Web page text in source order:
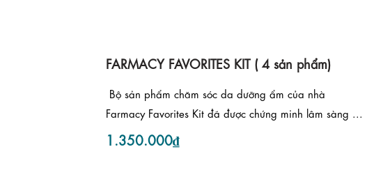
FARMACY FAVORITES KIT ( 4 sản phẩm)
️ Bộ sản phẩm chăm sóc da dưỡng ẩm của nhà
Farmacy Favorites Kit đã được chứng minh lâm sàng ...
1.350.000₫